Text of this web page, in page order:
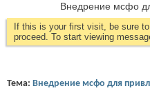
Внедрение мсфо
If this is your first visit, be sure
proceed. To start viewing
Тема: Внедрение мсфо для